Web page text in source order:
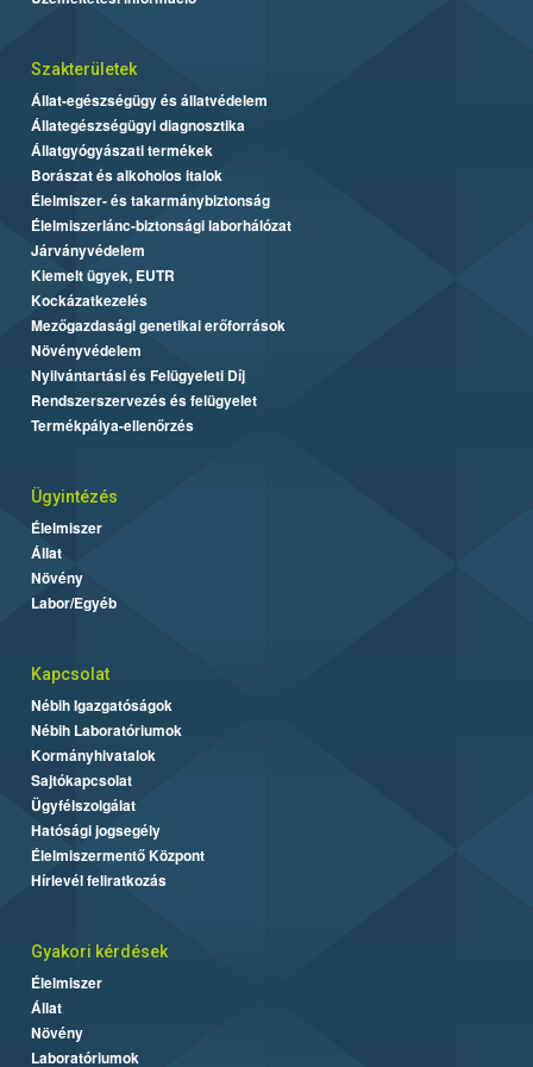
Szakterületek
Állat-egészségügy és állatvédelem
Állategészségügyi diagnosztika
Állatgyógyászati termékek
Borászat és alkoholos italok
Élelmiszer- és takarmánybiztonság
Élelmiszerlánc-biztonsági laborhálózat
Járványvédelem
Kiemelt ügyek, EUTR
Kockázatkezelés
Mezőgazdasági genetikai erőforrások
Növényvédelem
Nyilvántartási és Felügyeleti Díj
Rendszerszervezés és felügyelet
Termékpálya-ellenőrzés
Ügyintézés
Élelmiszer
Állat
Növény
Labor/Egyéb
Kapcsolat
Nébih Igazgatóságok
Nébih Laboratóriumok
Kormányhivatalok
Sajtókapcsolat
Ügyfélszolgálat
Hatósági jogsegély
Élelmiszermentő Központ
Hírlevél feliratkozás
Gyakori kérdések
Élelmiszer
Állat
Növény
Laboratóriumok